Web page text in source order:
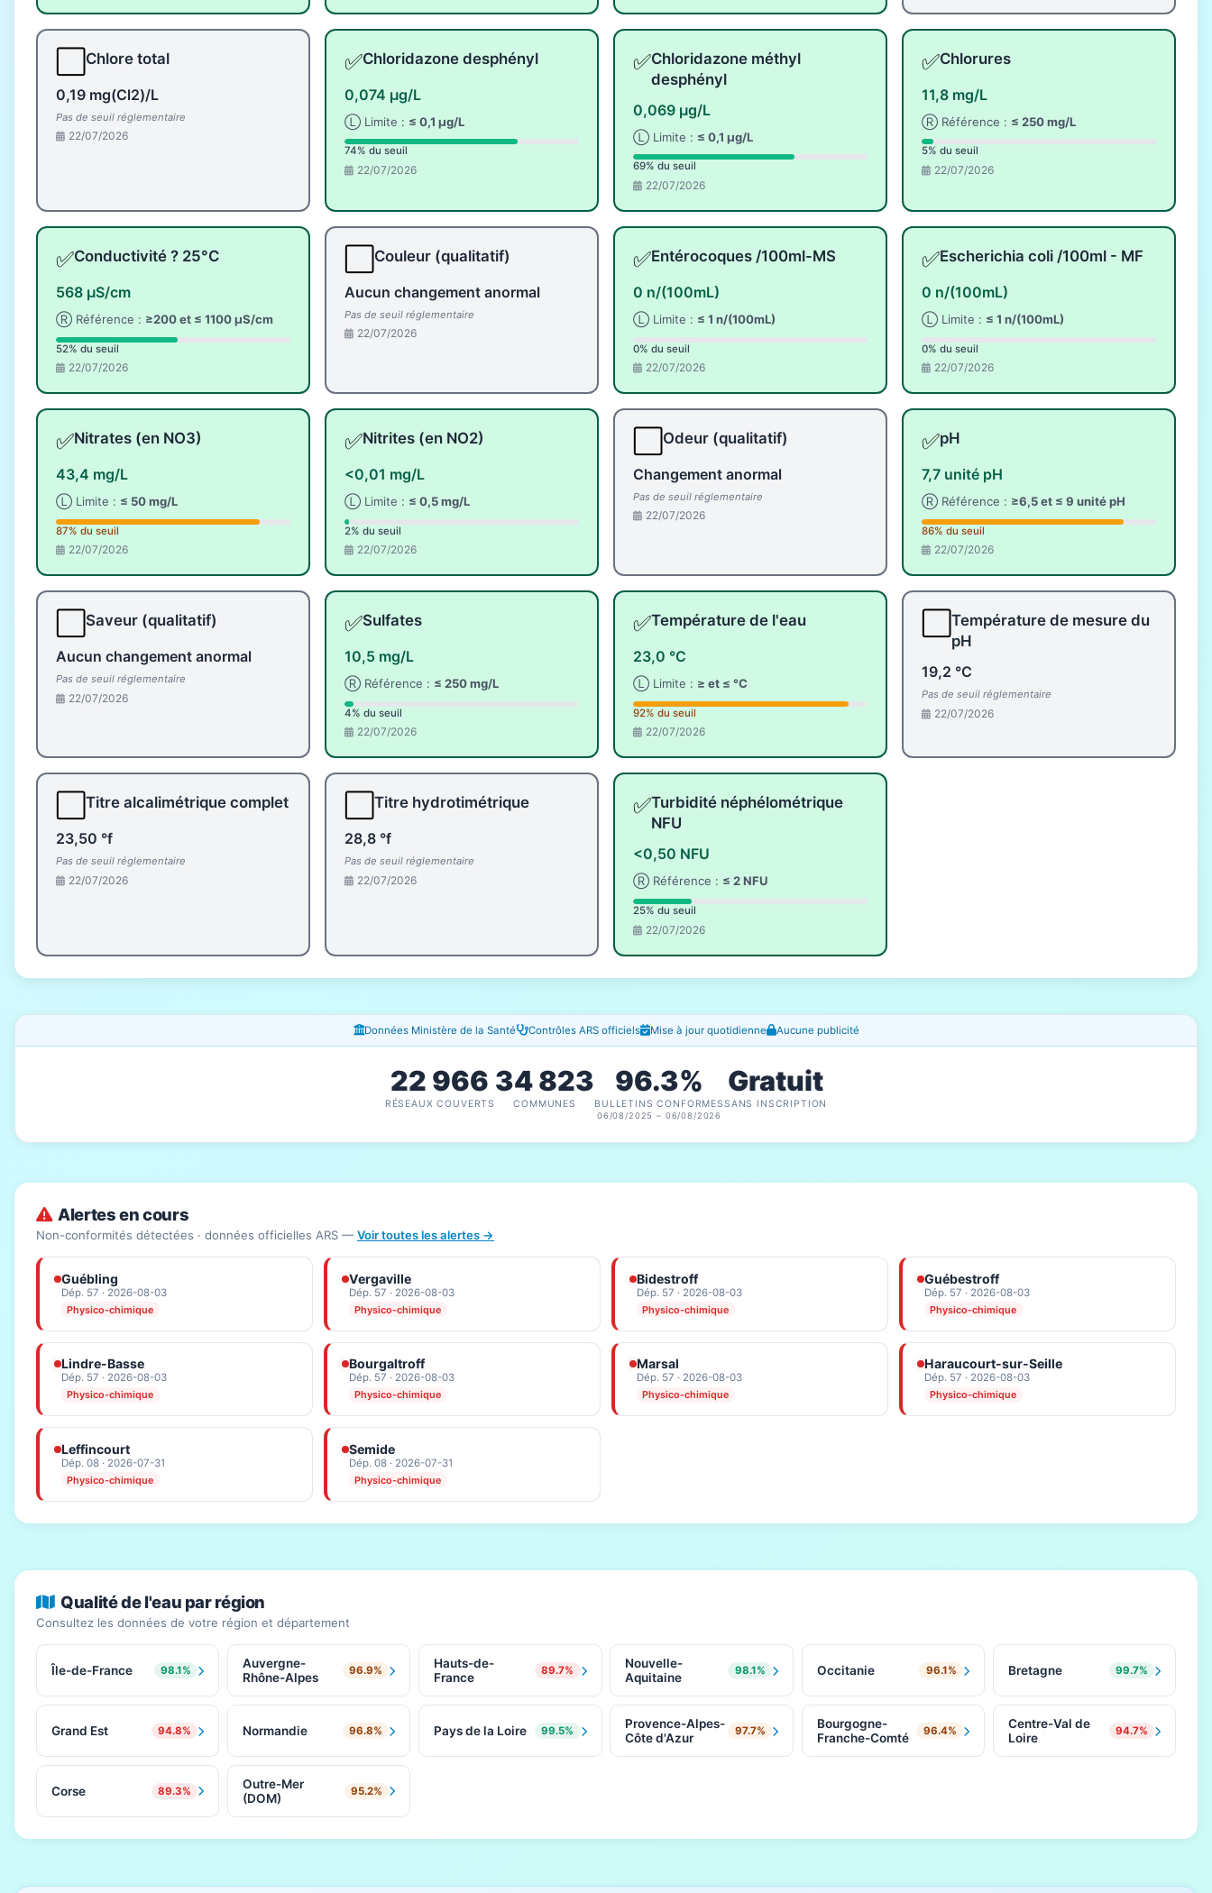
Chlore total
0,19 mg(Cl2)/L
Pas de seuil réglementaire
22/07/2026
✅Chloridazone desphényl
0,074 µg/L
Ⓛ Limite : ≤ 0,1 µg/L
74% du seuil
22/07/2026
✅Chloridazone méthyl
desphényl
0,069 µg/L
Ⓛ Limite : ≤ 0,1 µg/L
69% du seuil
22/07/2026
✅Chlorures
11,8 mg/L
Ⓡ Référence : ≤ 250 mg/L
5% du seuil
22/07/2026
✅Conductivité ? 25°C
568 µS/cm
Ⓡ Référence : ≥200 et ≤ 1100 µS/cm
52% du seuil
22/07/2026
Couleur (qualitatif)
Aucun changement anormal
Pas de seuil réglementaire
22/07/2026
✅Entérocoques /100ml-MS
0 n/(100mL)
Ⓛ Limite : ≤ 1 n/(100mL)
0% du seuil
22/07/2026
✅Escherichia coli /100ml - MF
0 n/(100mL)
Ⓛ Limite : ≤ 1 n/(100mL)
0% du seuil
22/07/2026
✅Nitrates (en NO3)
43,4 mg/L
Ⓛ Limite : ≤ 50 mg/L
87% du seuil
22/07/2026
✅Nitrites (en NO2)
<0,01 mg/L
Ⓛ Limite : ≤ 0,5 mg/L
2% du seuil
22/07/2026
Odeur (qualitatif)
Changement anormal
Pas de seuil réglementaire
22/07/2026
✅pH
7,7 unité pH
Ⓡ Référence : ≥6,5 et ≤ 9 unité pH
86% du seuil
22/07/2026
Saveur (qualitatif)
Aucun changement anormal
Pas de seuil réglementaire
22/07/2026
✅Sulfates
10,5 mg/L
Ⓡ Référence : ≤ 250 mg/L
4% du seuil
22/07/2026
✅Température de l'eau
23,0 °C
Ⓛ Limite : ≥ et ≤ °C
92% du seuil
22/07/2026
Température de mesure du
pH
19,2 °C
Pas de seuil réglementaire
22/07/2026
Titre alcalimétrique complet
23,50 °f
Pas de seuil réglementaire
22/07/2026
Titre hydrotimétrique
28,8 °f
Pas de seuil réglementaire
22/07/2026
✅Turbidité néphélométrique
NFU
<0,50 NFU
Ⓡ Référence : ≤ 2 NFU
25% du seuil
22/07/2026
Fenêtres d'information Données Ministère de la Santé Contrôles ARS officiels Mise à jour quotidienne Aucune publicité
22 966
RÉSEAUX COUVERTS
34 823
COMMUNES
96.3%
BULLETINS CONFORMES
06/08/2025 – 06/08/2026
Gratuit
SANS INSCRIPTION
Alertes en cours
Non-conformités détectées · données officielles ARS — Voir toutes les alertes →
Guébling
Dép. 57 · 2026-08-03
Physico-chimique
Vergaville
Dép. 57 · 2026-08-03
Physico-chimique
Bidestroff
Dép. 57 · 2026-08-03
Physico-chimique
Guébestroff
Dép. 57 · 2026-08-03
Physico-chimique
Lindre-Basse
Dép. 57 · 2026-08-03
Physico-chimique
Bourgaltroff
Dép. 57 · 2026-08-03
Physico-chimique
Marsal
Dép. 57 · 2026-08-03
Physico-chimique
Haraucourt-sur-Seille
Dép. 57 · 2026-08-03
Physico-chimique
Leffincourt
Dép. 08 · 2026-07-31
Physico-chimique
Semide
Dép. 08 · 2026-07-31
Physico-chimique
Qualité de l'eau par région
Consultez les données de votre région et département
Île-de-France 98.1%
Auvergne-
Rhône-Alpes
96.9%
Hauts-de-
France
89.7%
Nouvelle-
Aquitaine
98.1% Occitanie 96.1% Bretagne 99.7%
Grand Est 94.8% Normandie 96.8% Pays de la Loire 99.5%
Provence-Alpes-
Côte d'Azur
97.7%
Bourgogne-
Franche-Comté
96.4%
Centre-Val de
Loire
94.7%
Corse 89.3%
Outre-Mer
(DOM)
95.2%